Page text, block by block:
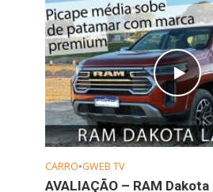
CARRO•GWEB TV
AVALIAÇÃO – RAM